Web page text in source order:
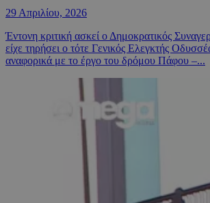
29 Απριλίου, 2026
Έντονη κριτική ασκεί ο Δημοκρατικός
είχε τηρήσει ο τότε Γενικός Ελεγκτής
αναφορικά με το έργο του δρόμου Πάφου –...